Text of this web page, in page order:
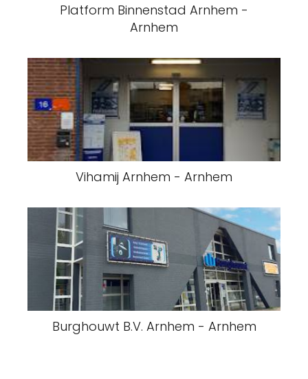
Platform Binnenstad Arnhem -
Arnhem
Vihamij Arnhem - Arnhem
Burghouwt B.V. Arnhem - Arnhem